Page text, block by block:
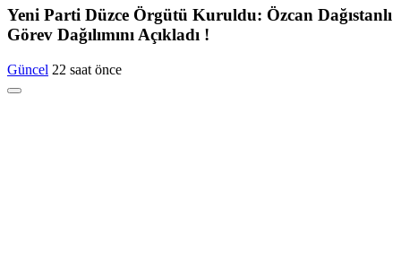
Yeni Parti Düzce Örgütü Kuruldu: Özcan Dağıstanlı
Görev Dağılımını Açıkladı !
Güncel 22 saat önce